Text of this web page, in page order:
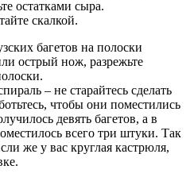
остатками сыра.
скалкой.
острый нож, разрежьте
– не старайтесь сделать
чтобы они поместились
девять багетов, а в
всего три штуки. Так
же у вас круглая кастрюля,